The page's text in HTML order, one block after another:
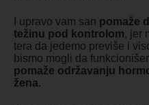
I upravo vam san pomaže
težinu pod kontrolom, jer
tera da jedemo previše i
bismo mogli da
pomaže održavanju
žena.